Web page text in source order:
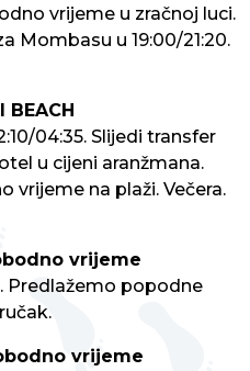
vrijeme u zračnoj luci.
Mombasu u 19:00/21:20.
BEACH
04:35. Slijedi transfer
u cijeni aranžmana.
vrijeme na plaži. Večera.
vrijeme
Predlažemo popodne
vrijeme